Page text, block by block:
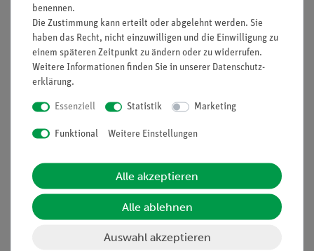
Set Schülerversuche
2-1, TESS advanced
Physik ME-DYN
770,00 €
benennen.
Die Zustimmung kann erteilt oder abgelehnt werden. Sie
haben das Recht, nicht einzuwilligen und die Einwilligung zu
einem späteren Zeitpunkt zu ändern oder zu widerrufen.
Weitere Informationen finden Sie in unserer Daten­schutz­
erklärung.
Essenziell Statistik Marketing
Funktional Weitere Einstellungen
Alle akzeptieren
Alle ablehnen
Auswahl akzeptieren